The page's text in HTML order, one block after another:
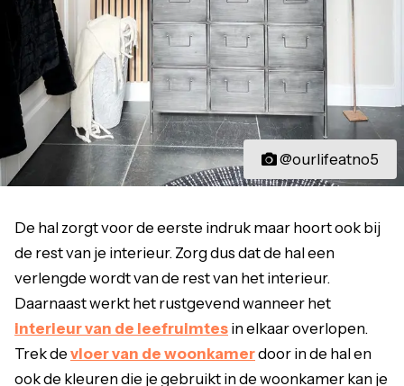
@ourlifeatno5
De hal zorgt voor de eerste indruk maar hoort ook bij
de rest van je interieur. Zorg dus dat de hal een
verlengde wordt van de rest van het interieur.
Daarnaast werkt het rustgevend wanneer het
interieur van de leefruimtes in elkaar overlopen.
Trek de vloer van de woonkamerdoor in de hal en
ook de kleuren die je gebruikt in de woonkamer kan je